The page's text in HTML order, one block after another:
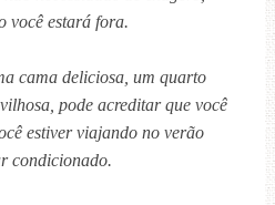
você estará fora.
cama deliciosa, um quarto
pode acreditar que você
estiver viajando no verão
condicionado.